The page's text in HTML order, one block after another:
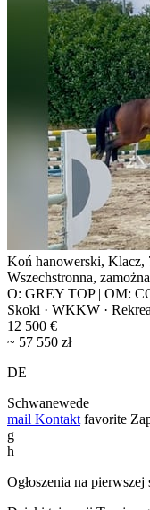
Koń hanowerski, Klacz,
Wszechstronna,
O: GREY TOP | OM:
Skoki · WKKW ·
12 500 €
~ 57 550 zł
DE
Schwanewede
mail Kontakt favorite
g
h
Ogłoszenia na pierwszej